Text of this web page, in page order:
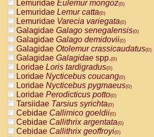
Lemuridae Eulemur mongoz(0)
Lemuridae Lemur catta(0)
Lemuridae Varecia variegata(0)
Galagidae Galago senegalensis(0)
Galagidae Galago demidovii(0)
Galagidae Otolemur crassicaudatus(0)
Galagidae Galagidae spp.(0)
Loridae Loris tardigradus(0)
Loridae Nycticebus coucang(0)
Loridae Nycticebus pygmaeus(0)
Loridae Perodicticus potto(0)
Tarsiidae Tarsius syrichta(0)
Cebidae Callimico goeldii(0)
Cebidae Callithrix argentata(0)
Cebidae Callithrix geoffroyi(0)